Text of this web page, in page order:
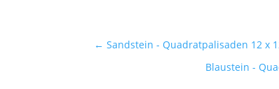
←Sandstein - Quadratpalisaden 12 x
Blaustein -